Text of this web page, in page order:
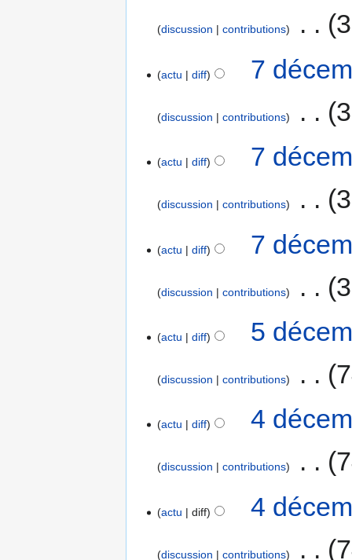
discussion contributions
actu diff 7
discussion contributions
actu diff 7
discussion contributions
actu diff 7
discussion contributions
actu diff 5
discussion contributions
actu diff 4
discussion contributions
actu diff 4
discussion contributions